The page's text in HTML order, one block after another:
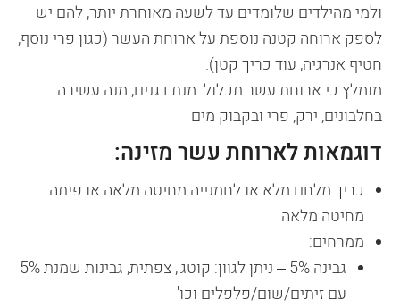
ולמי מהילדים שלומדים עד לשעה מאוחרת יותר, להם יש
לספק ארוחה קטנה נוספת על ארוחת העשר (כגון פרי נוסף,
חטיף אנרגיה, עוד כריך קטן).
מומלץ כי ארוחת עשר תכלול: מנת דגנים, מנה עשירה
בחלבונים, ירק, פרי ובקבוק מים
דוגמאות לארוחת עשר מזינה:
כריך מלחם מלא או לחמנייה מחיטה מלאה או פיתה
מחיטה מלאה
ממרחים:
גבינה 5% – ניתן לגוון: קוטג', צפתית, גבינות שמנת 5%
עם זיתים/שום/פלפלים וכו'